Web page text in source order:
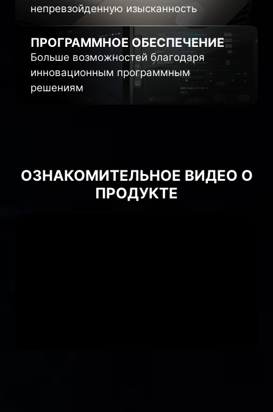
непревзойденную изысканность
ПРОГРАММНОЕ ОБЕСПЕЧЕНИЕ
Больше возможностей благодаря
инновационным программным
решениям
ОЗНАКОМИТЕЛЬНОЕ ВИДЕО О
ПРОДУКТЕ